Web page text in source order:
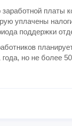
платы
уплачены
поддержки
но не более